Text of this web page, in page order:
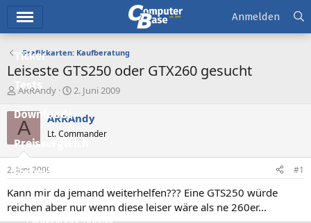
Ticker
Tests
Downloads
Preisvergleich
Forum
Aktuelles
Anmelden
Grafikkarten: Kaufberatung
Leiseste GTS250 oder GTX260 gesucht
E
s
t
e
e
r
ARRAndy
E
s
e
t
a
2. Juni 2009
A ARRAndy
Lt. Commander
2. Juni 2009 #1
Kann mir da jemand weiterhelfen??? Eine GTS250 würde
reichen aber nur wenn diese leiser wäre als ne 260er...